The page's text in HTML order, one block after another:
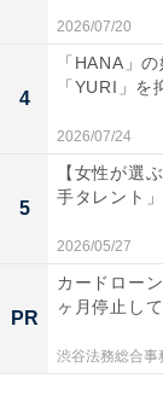
回答者からは
が活発な地名
印象を持つか
地で治安がい
着きそう」（
利便性を考え
／神奈川県）
2026/07/20
4
「HANA」
「YURI」を
2026/07/24
5
【女性が選
手タレント
2026/05/27
PR
カードロー
ヶ月停止し
渋谷法務総合事